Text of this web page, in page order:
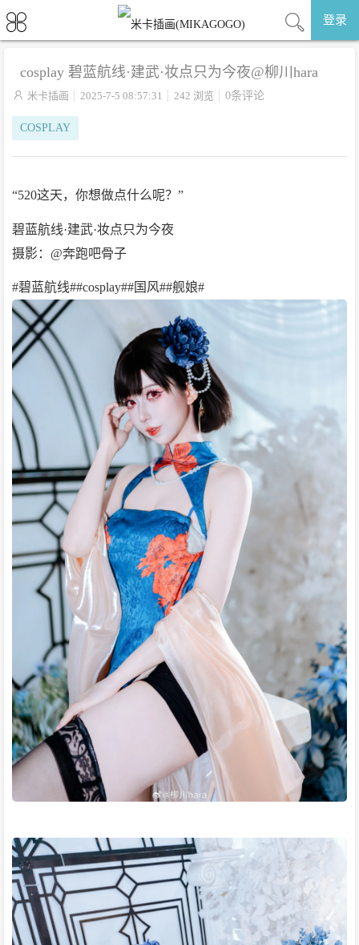
登录
cosplay 碧蓝航线·建武·妆点只为今夜@柳川hara
 米卡插画 2025-7-5 08:57:31 242 浏览 0条评论
COSPLAY
“520这天，你想做点什么呢？”
碧蓝航线·建武·妆点只为今夜
摄影：@奔跑吧骨子
#碧蓝航线##cosplay##国风##舰娘# ​​​